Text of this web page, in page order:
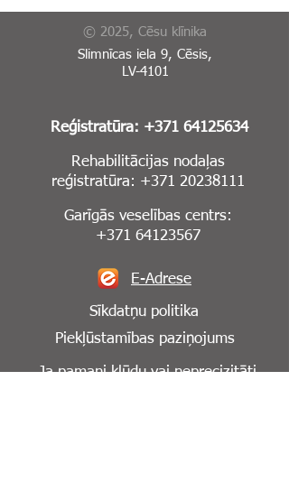
© 2025, Cēsu klīnika
Slimnīcas iela 9, Cēsis,
LV-4101
Reģistratūra: +371 64125634
Rehabilitācijas nodaļas
reģistratūra: +371 20238111
Garīgās veselības centrs:
+371 64123567
E-Adrese
Sīkdatņu politika
Piekļūstamības paziņojums
Ja pamani kļūdu vai neprecizitāti